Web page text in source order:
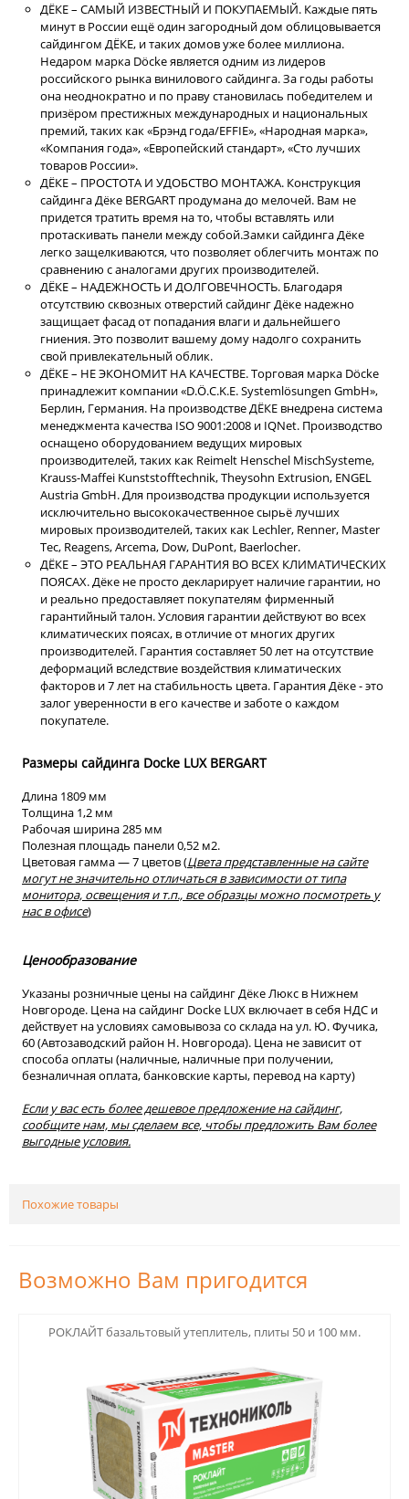
ДЁКЕ – САМЫЙ ИЗВЕСТНЫЙ И ПОКУПАЕМЫЙ. Каждые пять
минут в России ещё один загородный дом облицовывается
сайдингом ДЁКЕ, и таких домов уже более миллиона.
Недаром марка Döcke является одним из лидеров
российского рынка винилового сайдинга. За годы работы
она неоднократно и по праву становилась победителем и
призёром престижных международных и национальных
премий, таких как «Брэнд года/EFFIE», «Народная марка»,
«Компания года», «Европейский стандарт», «Сто лучших
товаров России».
ДЁКЕ – ПРОСТОТА И УДОБСТВО МОНТАЖА. Конструкция
сайдинга Дёке BERGART продумана до мелочей. Вам не
придется тратить время на то, чтобы вставлять или
протаскивать панели между собой.Замки сайдинга Дёке
легко защелкиваются, что позволяет облегчить монтаж по
сравнению с аналогами других производителей.
ДЁКЕ – НАДЕЖНОСТЬ И ДОЛГОВЕЧНОСТЬ. Благодаря
отсутствию сквозных отверстий сайдинг Дёке надежно
защищает фасад от попадания влаги и дальнейшего
гниения. Это позволит вашему дому надолго сохранить
свой привлекательный облик.
ДЁКЕ – НЕ ЭКОНОМИТ НА КАЧЕСТВЕ. Торговая марка Döcke
принадлежит компании «D.Ӧ.C.K.E. Systemlӧsungen GmbH»,
Берлин, Германия. На производстве ДЁКЕ внедрена система
менеджмента качества ISO 9001:2008 и IQNet. Производство
оснащено оборудованием ведущих мировых
производителей, таких как Reimelt Henschel MischSysteme,
Krauss-Maffei Kunststofftechnik, Theysohn Extrusion, ENGEL
Austria GmbH. Для производства продукции используется
исключительно высококачественное сырьё лучших
мировых производителей, таких как Lechler, Renner, Master
Tec, Reagens, Arcema, Dow, DuPont, Baerlocher.
ДЁКЕ – ЭТО РЕАЛЬНАЯ ГАРАНТИЯ ВО ВСЕХ КЛИМАТИЧЕСКИХ
ПОЯСАХ. Дёке не просто декларирует наличие гарантии, но
и реально предоставляет покупателям фирменный
гарантийный талон. Условия гарантии действуют во всех
климатических поясах, в отличие от многих других
производителей. Гарантия составляет 50 лет на отсутствие
деформаций вследствие воздействия климатических
факторов и 7 лет на стабильность цвета. Гарантия Дёке - это
залог уверенности в его качестве и заботе о каждом
покупателе.
Размеры сайдинга Docke LUX BERGART
Длина 1809 мм
Толщина 1,2 мм
Рабочая ширина 285 мм
Полезная площадь панели 0,52 м2.
Цветовая гамма — 7 цветов (Цвета представленные на сайте
могут не значительно отличаться в зависимости от типа
монитора, освещения и т.п., все образцы можно посмотреть у
нас в офисе)
Ценообразование
Указаны розничные цены на сайдинг Дёке Люкс в Нижнем
Новгороде. Цена на сайдинг Docke LUX включает в себя НДС и
действует на условиях самовывоза со склада на ул. Ю. Фучика,
60 (Автозаводский район Н. Новгорода). Цена не зависит от
способа оплаты (наличные, наличные при получении,
безналичная оплата, банковские карты, перевод на карту)
Если у вас есть более дешевое предложение на сайдинг,
сообщите нам, мы сделаем все, чтобы предложить Вам более
выгодные условия.
Похожие товары
Возможно Вам пригодится
РОКЛАЙТ базальтовый утеплитель, плиты 50 и 100 мм.